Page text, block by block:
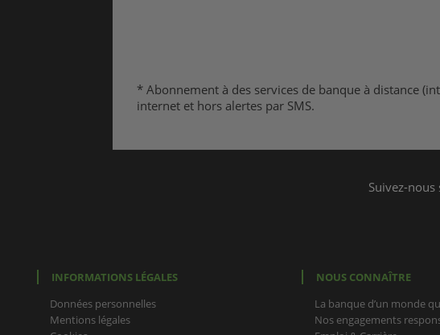
* Abonnement à des services de banque à distance
internet et hors alertes par SMS.
Suivez-nous
INFORMATIONS LÉGALES
Données personnelles
Mentions légales
NOUS CONNAÎTRE
La banque d’un monde
Nos engagements